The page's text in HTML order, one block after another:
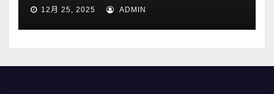
12月 25, 2025 ADMIN